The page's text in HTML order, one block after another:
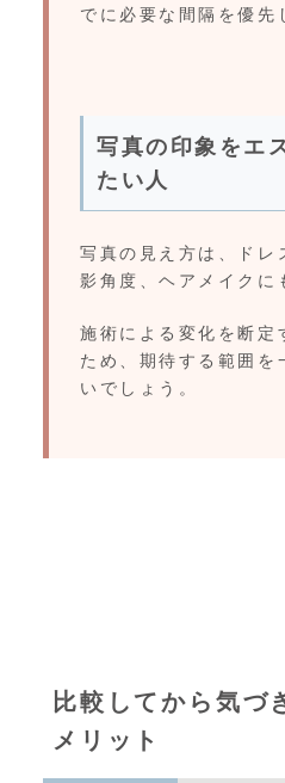
でに必要な間隔を優先
写真の印象をエ
たい人
写真の見え方は、ドレ
影角度、ヘアメイクに
施術による変化を断定
ため、期待する範囲を
いでしょう。
比較してから気づ
メリット